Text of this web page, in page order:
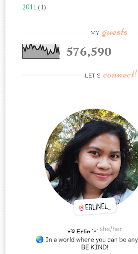
2011(1)
MY guests
576,590
LET'S connect!